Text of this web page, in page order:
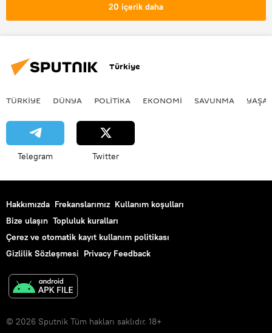
20 içerik daha
Türkiye
TÜRKIYE DÜNYA POLİTİKA EKONOMİ SAVUNMA
Telegram Twitter
Hakkımızda Frekanslarımız Kullanım koşulları
Bize ulaşın Topluluk kuralları
Çerez ve otomatik kayıt kullanım politikası
Gizlilik Sözleşmesi Privacy Feedback
© 2026 Sputnik Tüm hakları saklıdır. 18+